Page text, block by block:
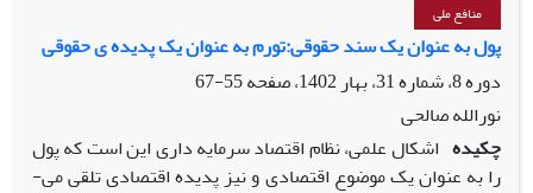
منافع ملی
پول به عنوان یک سند حقوقی:تورم به عنوان یک پدیده ی حقوقی
دوره 8، شماره 31، بهار 1402، صفحه
55-67
نورالله صالحی
چکیده اشکال علمی، نظام اقتصاد سرمایه ­داری این است که پول
را به عنوان یک موضوع اقتصادی و نیز پدیده اقتصادی تلقی می­